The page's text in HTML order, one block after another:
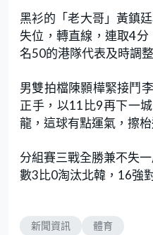
黑衫的「老大哥」黃鎮
失位，轉直線，連取4
名50的港隊代表及時調
男雙拍檔陳顥樺緊接鬥
正手，以11比9再下一
龍，這球有點運氣，擦枱
分組賽三戰全勝兼不失
數3比0淘汰北韓，16強
新聞資訊 體育